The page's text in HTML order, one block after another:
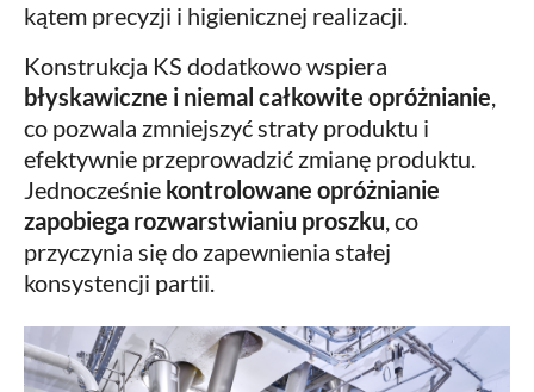
kątem precyzji i higienicznej realizacji.
Konstrukcja KS dodatkowo wspiera
błyskawiczne i niemal całkowite opróżnianie,
co pozwala zmniejszyć straty produktu i
efektywnie przeprowadzić zmianę produktu.
Jednocześnie kontrolowane opróżnianie
zapobiega rozwarstwianiu proszku, co
przyczynia się do zapewnienia stałej
konsystencji partii.